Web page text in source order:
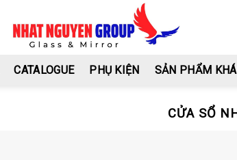
CATALOGUE PHỤ KIỆN SẢN PHẨM
CỬA SỔ